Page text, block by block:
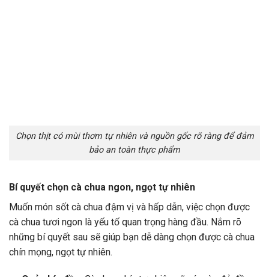
Chọn thịt có mùi thơm tự nhiên và nguồn gốc rõ ràng để đảm
bảo an toàn thực phẩm
Bí quyết chọn cà chua ngon, ngọt tự nhiên
Muốn món sốt cà chua đậm vị và hấp dẫn, việc chọn được
cà chua tươi ngon là yếu tố quan trọng hàng đầu. Nắm rõ
những bí quyết sau sẽ giúp bạn dễ dàng chọn được cà chua
chín mọng, ngọt tự nhiên.